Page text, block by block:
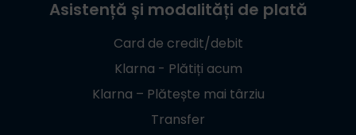
Asistență și modalități de plată
Card de credit/debit
Klarna - Plătiți acum
Klarna – Plătește mai târziu
Transfer